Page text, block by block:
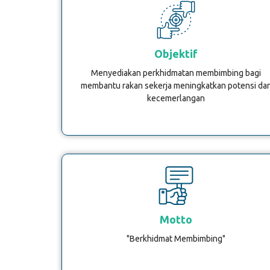
Objektif
Menyediakan perkhidmatan membimbing bagi
membantu rakan sekerja meningkatkan potensi
kecemerlangan
Motto
"Berkhidmat Membimbing"